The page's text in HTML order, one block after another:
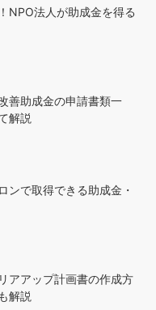
NPO法人が助成金を得る
善助成金の申請書類一
解説
ンで取得できる助成金・
アアップ計画書の作成方
解説